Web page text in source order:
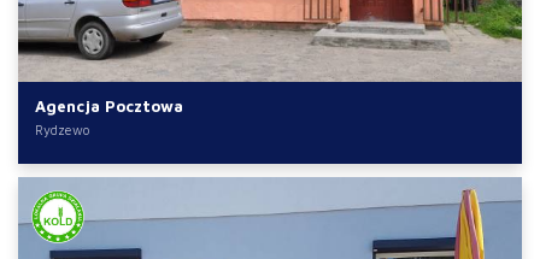
Agencja Pocztowa
Rydzewo